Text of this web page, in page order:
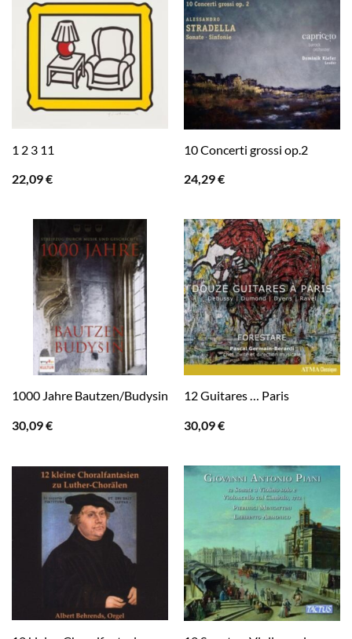
1 2 3 11
22,09€
10 Concerti grossi op.2
24,29€
1000 Jahre Bautzen/Budysin
30,09€
12 Guitares … Paris
30,09€